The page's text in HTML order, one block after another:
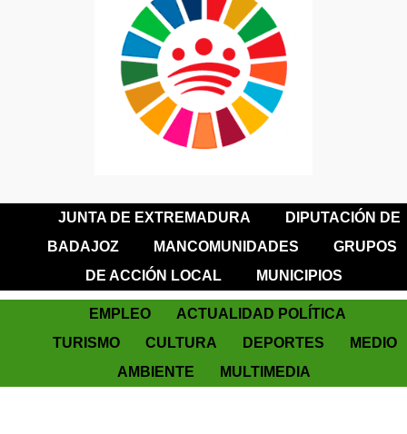
JUNTA DE EXTREMADURA
DIPUTACIÓN DE
BADAJOZ
MANCOMUNIDADES
GRUPOS
DE ACCIÓN LOCAL
MUNICIPIOS
EMPLEO
ACTUALIDAD POLÍTICA
TURISMO
CULTURA DEPORTES
MEDIO
AMBIENTE
MULTIMEDIA